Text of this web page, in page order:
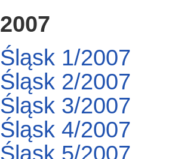
2007
Śląsk 1/2007
Śląsk 2/2007
Śląsk 3/2007
Śląsk 4/2007
Śląsk 5/2007